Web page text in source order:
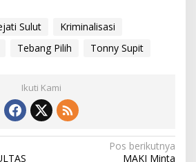
Sulut
Kriminalisasi
Tebang Pilih Tonny Supit
Ikuti Kami
Pos berikutnya
MAKI Minta